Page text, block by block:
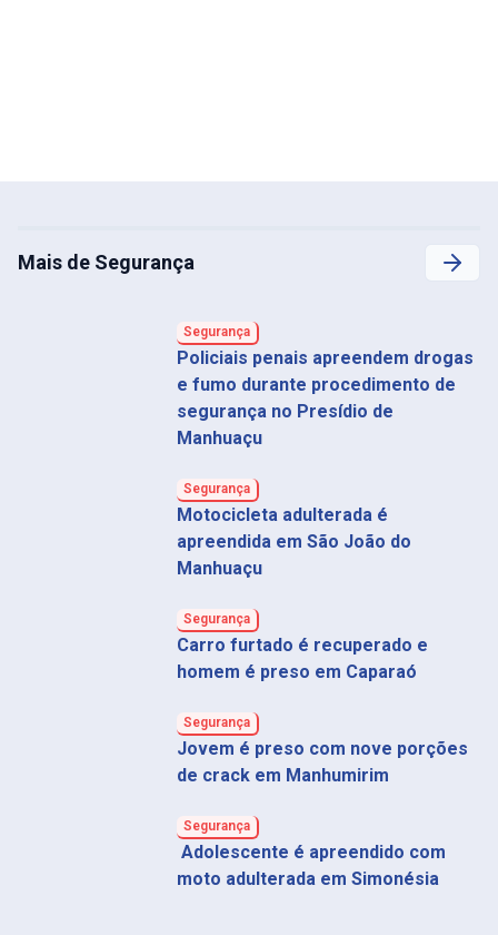
Mais de Segurança
Segurança
Policiais penais apreendem drogas
e fumo durante procedimento de
segurança no Presídio de
Manhuaçu
Segurança
Motocicleta adulterada é
apreendida em São João do
Manhuaçu
Segurança
Carro furtado é recuperado e
homem é preso em Caparaó
Segurança
Jovem é preso com nove porções
de crack em Manhumirim
Segurança
Adolescente é apreendido com
moto adulterada em Simonésia